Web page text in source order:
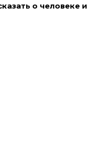
о человеке и